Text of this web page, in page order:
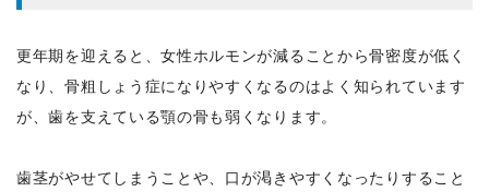
更年期を迎えると、女性ホルモンが減ることから骨密度が低く
なり、骨粗しょう症になりやすくなるのはよく知られています
が、歯を支えている顎の骨も弱くなります。
歯茎がやせてしまうことや、口が渇きやすくなったりすること